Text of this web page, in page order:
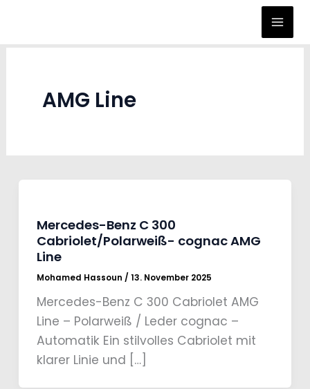
AMG Line
Mercedes-Benz C 300
Cabriolet/Polarweiß- cognac AMG
Line
Mohamed Hassoun / 13. November 2025
Mercedes-Benz C 300 Cabriolet AMG
Line – Polarweiß / Leder cognac –
Automatik Ein stilvolles Cabriolet mit
klarer Linie und […]